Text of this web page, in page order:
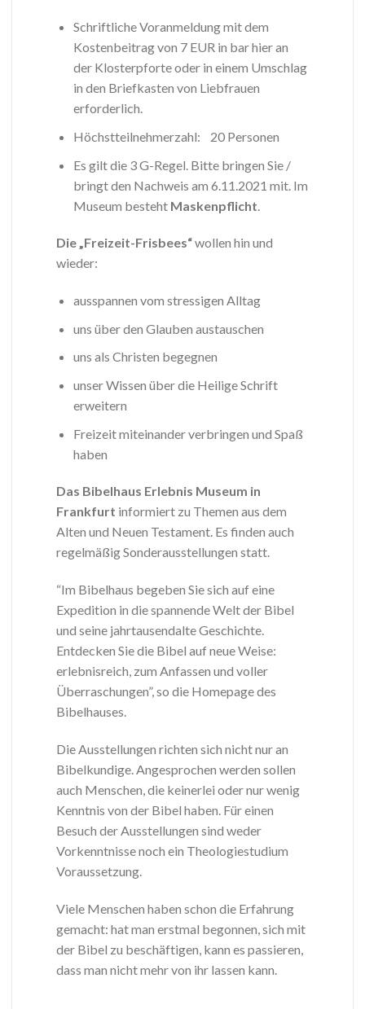
Schriftliche Voranmeldung mit dem
Kostenbeitrag von 7 EUR in bar hier an
der Klosterpforte oder in einem Umschlag
in den Briefkasten von Liebfrauen
erforderlich.
Höchstteilnehmerzahl: 20 Personen
Es gilt die 3 G-Regel. Bitte bringen Sie /
bringt den Nachweis am 6.11.2021 mit. Im
Museum besteht Maskenpflicht
Die „Freizeit-Frisbees“wollen hin und
wieder:
ausspannen vom stressigen Alltag
uns über den Glauben austauschen
uns als Christen begegnen
unser Wissen über die Heilige Schrift
erweitern
Freizeit miteinander verbringen und Spaß
haben
Das Bibelhaus Erlebnis Museum in
Frankfurt informiert zu Themen aus dem
Alten und Neuen Testament. Es finden auch
regelmäßig Sonderausstellungen statt.
“Im Bibelhaus begeben Sie sich auf eine
Expedition in die spannende Welt der Bibel
und seine jahrtausendalte Geschichte.
Entdecken Sie die Bibel auf neue Weise:
erlebnisreich, zum Anfassen und voller
Überraschungen”, so die Homepage des
Bibelhauses.
Die Ausstellungen richten sich nicht nur an
Bibelkundige. Angesprochen werden sollen
auch Menschen, die keinerlei oder nur wenig
Kenntnis von der Bibel haben. Für einen
Besuch der Ausstellungen sind weder
Vorkenntnisse noch ein Theologiestudium
Voraussetzung.
Viele Menschen haben schon die Erfahrung
gemacht: hat man erstmal begonnen, sich mit
der Bibel zu beschäftigen, kann es passieren,
dass man nicht mehr von ihr lassen kann.